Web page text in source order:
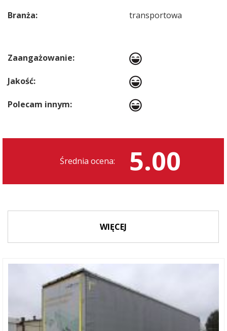
Branża:
transportowa
Zaangażowanie:
Jakość:
Polecam innym:
Średnia ocena: 5.00
WIĘCEJ